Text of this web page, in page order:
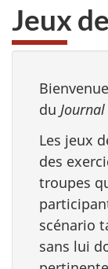
Jeux
du
Les jeux
des
troupes
scénario
sans lui